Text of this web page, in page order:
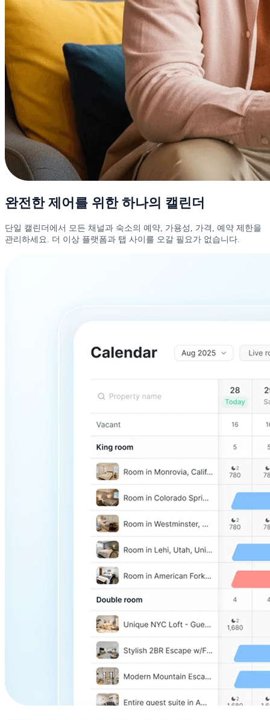
완전한 제어를 위한 하나의 캘린더
단일 캘린더에서 모든 채널과 숙소의 예약, 가용성, 가격, 예약 제한을
관리하세요. 더 이상 플랫폼과 탭 사이를 오갈 필요가 없습니다.